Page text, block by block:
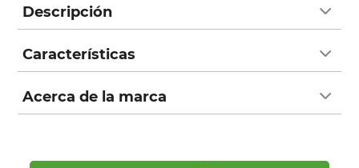
Descripción
Características
Acerca de la marca